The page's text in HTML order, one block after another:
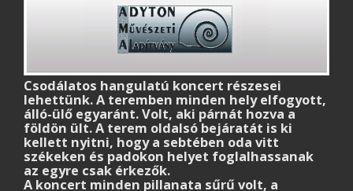
Csodálatos hangulatú koncert részesei
lehettünk. A teremben minden hely elfogyott,
álló-ülő egyaránt. Volt, aki párnát hozva a
földön ült. A terem oldalsó bejáratát is ki
kellett nyitni, hogy a sebtében oda vitt
székeken és padokon helyet foglalhassanak
az egyre csak érkezők.
A koncert minden pillanata sűrű volt, a